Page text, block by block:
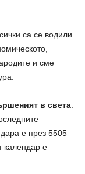
са се водили
и сме
в света
е през 5505
календар е